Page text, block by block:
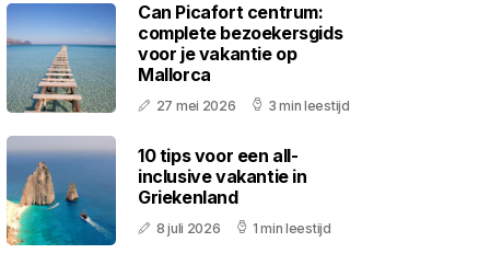
Can Picafort centrum:
complete bezoekersgids
voor je vakantie op
Mallorca
27 mei 2026 3 min leestijd
10 tips voor een all-
inclusive vakantie in
Griekenland
8 juli 2026 1 min leestijd